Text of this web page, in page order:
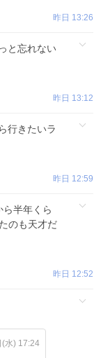
昨日 13:26
と忘れない
昨日 13:12
行きたいラ
昨日 12:59
半年くら
のも天才だ
昨日 12:52
(水) 17:24